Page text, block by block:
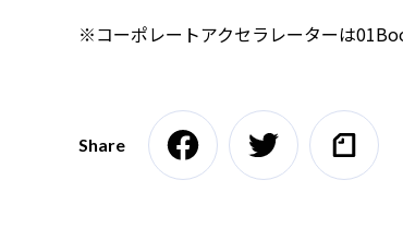
※コーポレートアクセラレーターは
Share